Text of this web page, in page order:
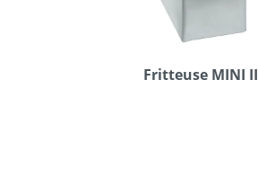
Fritteuse MINI II